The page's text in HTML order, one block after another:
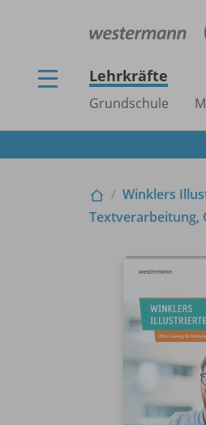
Lehrkräfte
Grundschule
Winklers
Textverarbeitung,